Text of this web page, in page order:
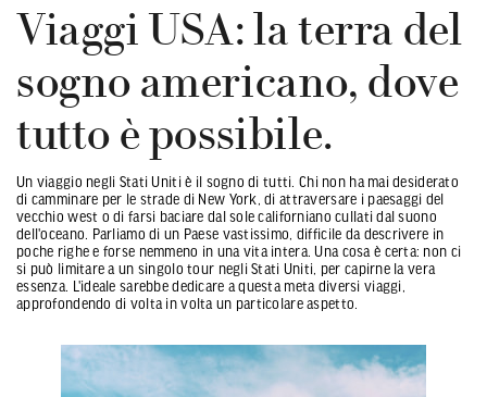
Viaggi USA: la terra del
sogno americano, dove
tutto è possibile.
Un viaggio negli Stati Uniti è il sogno di tutti. Chi non ha mai desiderato
di camminare per le strade di New York, di attraversare i paesaggi del
vecchio west o di farsi baciare dal sole californiano cullati dal suono
dell'oceano. Parliamo di un Paese vastissimo, difficile da descrivere in
poche righe e forse nemmeno in una vita intera. Una cosa è certa: non ci
si può limitare a un singolo tour negli Stati Uniti, per capirne la vera
essenza. L'ideale sarebbe dedicare a questa meta diversi viaggi,
approfondendo di volta in volta un particolare aspetto.